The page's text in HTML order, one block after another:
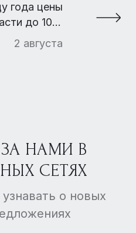
года цены
до 10%
опять
2 августа
НАМИ В
СЕТЯХ
о новых